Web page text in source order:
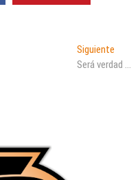
Siguiente
Será verdad …